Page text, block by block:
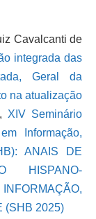
Cavalcanti de
integrada das
Geral da
na atualização
, XIV Seminário
Informação,
ANAIS DE
HISPANO-
(SHB 2025)